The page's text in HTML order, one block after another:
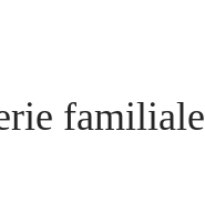
familiale